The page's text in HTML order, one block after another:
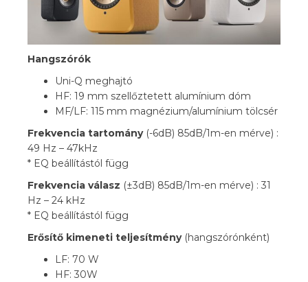
Hangszórók
Uni-Q meghajtó
HF: 19 mm szellőztetett alumínium dóm
MF/LF: 115 mm magnézium/alumínium tölcsér
Frekvencia tartomány(-6dB) 85dB/1m-en mérve) :
49 Hz – 47kHz
* EQ beállítástól függ
Frekvencia válasz (±3dB) 85dB/1m-en mérve) : 31
Hz – 24 kHz
* EQ beállítástól függ
Erősítő kimeneti teljesítmény(hangszórónként)
LF: 70 W
HF: 30W